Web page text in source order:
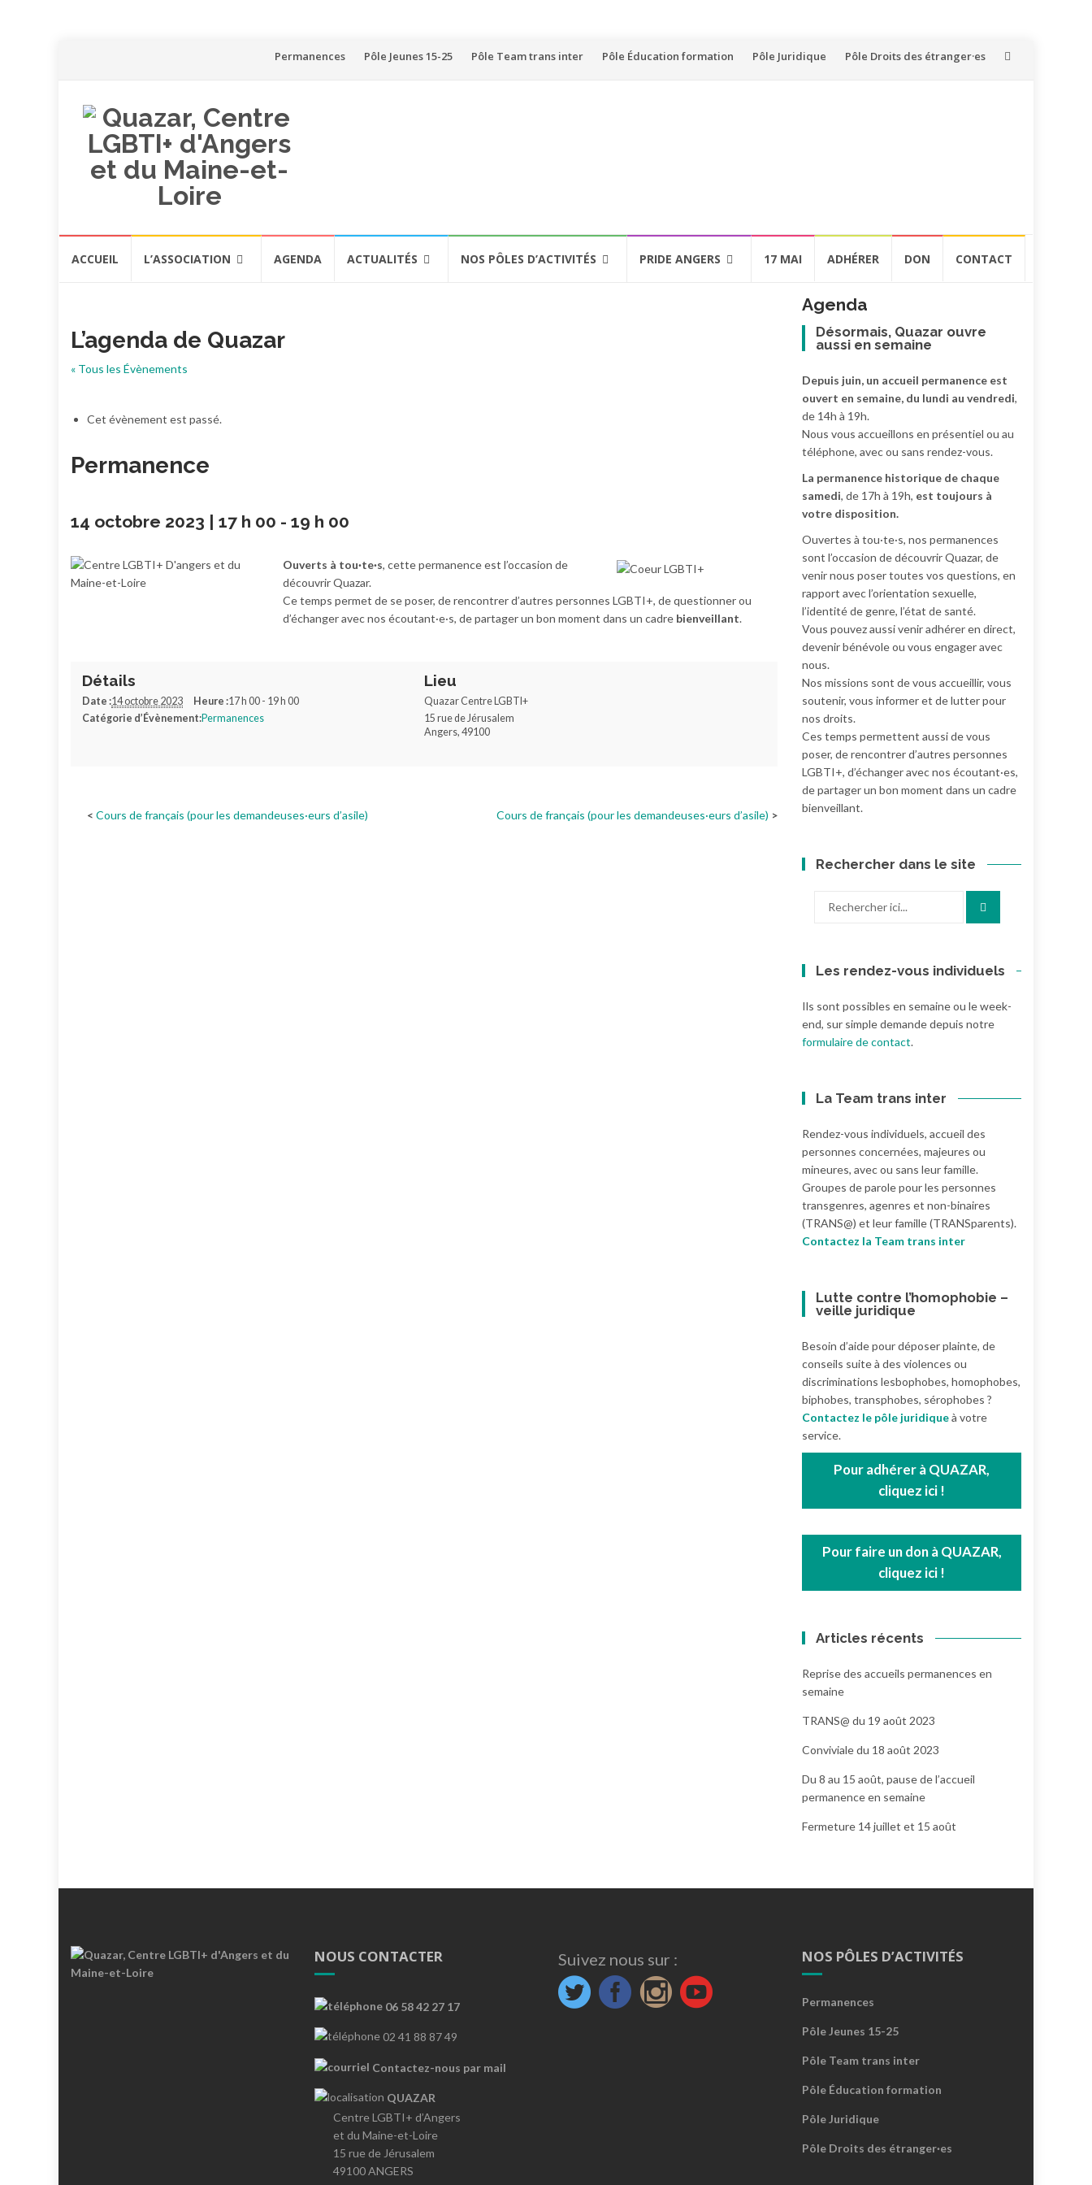
Aller
contenu
Permanences Pôle Jeunes 15-25 Pôle Team trans inter Pôle Éducation formation Pôle Juridique Pôle Droits des étranger·es
ACCUEIL L’ASSOCIATION AGENDA ACTUALITÉS NOS PÔLES D’ACTIVITÉS PRIDE ANGERS 17 MAI ADHÉRER DON CONTACT
L’agenda de Quazar
« Tous les Évènements
Cet évènement est passé.
Permanence
14 octobre 2023 | 17 h 00 - 19 h 00
Ouverts à tou·te·s, cette permanence est l’occasion de
découvrir Quazar.
Ce temps permet de se poser, de rencontrer d’autres personnes LGBTI+, de questionner ou
d’échanger avec nos écoutant·e·s, de partager un bon moment dans un cadre bienveillant.
Détails
Date :14 octobre 2023 Heure :17 h 00 - 19 h 00
Catégorie d’Évènement:Permanences
Lieu
Quazar Centre LGBTI+
15 rue de Jérusalem
Angers, 49100
Cours de français (pour les demandeuses·eurs d’asile) Cours de français (pour les demandeuses·eurs d’asile)
Agenda
Désormais, Quazar ouvre
aussi en semaine
Depuis juin, un accueil permanence est
ouvert en semaine, du lundi au vendredi,
de 14h à 19h.
Nous vous accueillons en présentiel ou au
téléphone, avec ou sans rendez-vous.
La permanence historique de chaque
samedi, de 17h à 19h, est toujours à
votre disposition.
Ouvertes à tou·te·s, nos permanences
sont l’occasion de découvrir Quazar, de
venir nous poser toutes vos questions, en
rapport avec l’orientation sexuelle,
l’identité de genre, l’état de santé.
Vous pouvez aussi venir adhérer en direct,
devenir bénévole ou vous engager avec
nous.
Nos missions sont de vous accueillir, vous
soutenir, vous informer et de lutter pour
nos droits.
Ces temps permettent aussi de vous
poser, de rencontrer d’autres personnes
LGBTI+, d’échanger avec nos écoutant·es,
de partager un bon moment dans un cadre
bienveillant.
Rechercher dans le site
Les rendez-vous individuels
Ils sont possibles en semaine ou le week-
end, sur simple demande depuis notre
formulaire de contact.
La Team trans inter
Rendez-vous individuels, accueil des
personnes concernées, majeures ou
mineures, avec ou sans leur famille.
Groupes de parole pour les personnes
transgenres, agenres et non-binaires
(TRANS@) et leur famille (TRANSparents).
Contactez la Team trans inter
Lutte contre l’homophobie –
veille juridique
Besoin d’aide pour déposer plainte, de
conseils suite à des violences ou
discriminations lesbophobes, homophobes,
biphobes, transphobes, sérophobes ?
Contactez le pôle juridiqueà votre
service.
Pour adhérer à QUAZAR,
cliquez ici !
Pour faire un don à QUAZAR,
cliquez ici !
Articles récents
Reprise des accueils permanences en
semaine
TRANS@ du 19 août 2023
Conviviale du 18 août 2023
Du 8 au 15 août, pause de l’accueil
permanence en semaine
Fermeture 14 juillet et 15 août
NOUS CONTACTER
06 58 42 27 17
02 41 88 87 49
Contactez-nous par mail
QUAZAR
Centre LGBTI+ d’Angers
et du Maine-et-Loire
15 rue de Jérusalem
49100 ANGERS
Suivez nous sur : NOS PÔLES D’ACTIVITÉS
Permanences
Pôle Jeunes 15-25
Pôle Team trans inter
Pôle Éducation formation
Pôle Juridique
Pôle Droits des étranger·es